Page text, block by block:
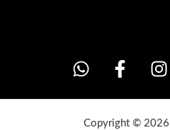
Copyright © 2026